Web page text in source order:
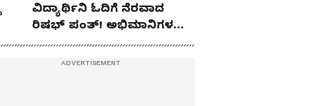
ವಿದ್ಯಾರ್ಥಿನಿ ಓದಿಗೆ ನೆರವಾದ
ರಿಷಭ್ ಪಂತ್! ಅಭಿಮಾನಿಗಳ